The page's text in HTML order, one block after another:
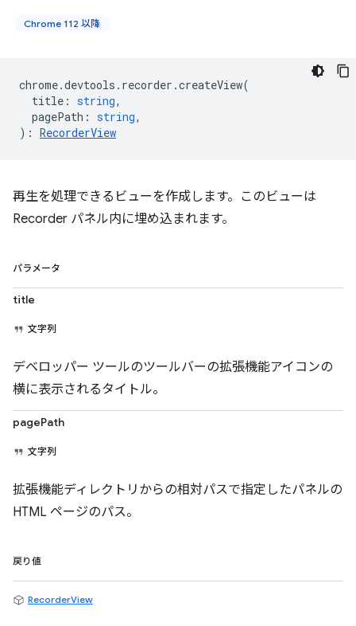
Chrome 112 以降
chrome.devtools . recorder .createView(
title : string,
pagePath : string,
) : RecorderView
再生を処理できるビューを作成します。このビューは
Recorder パネル内に埋め込まれます。
パラメータ
title
文字列
デベロッパー ツールのツールバーの拡張機能アイコンの
横に表示されるタイトル。
pagePath
文字列
拡張機能ディレクトリからの相対パスで指定したパネルの
HTML ページのパス。
戻り値
RecorderView